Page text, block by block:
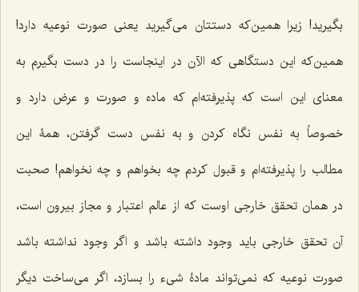
بگیرید! زیرا همین‌که دستتان مى‌گیرید یعنى صورت نوعیه دارد!
همین‌که این دستگاهى که الآن در اینجاست را در دست بگیرم به
معناى این است که پذیرفته‌ام که ماده و صورت و عرض دارد و
خصوصاً به نفس نگاه کردن و به نفس دست گرفتن، همۀ این
مطالب را پذیرفته‌ام و قبول کردم چه بخواهم و چه نخواهم! صحبت
در همان تحقق خارجى اوست که از عالم اعتبار و مجاز بیرون است،
آن تحقق خارجى باید وجود داشته باشد و اگر وجود نداشته باشد
صورت نوعیه که نمى‌تواند مادۀ شی‌ء را بسازد، اگر مى‌ساخت دیگر